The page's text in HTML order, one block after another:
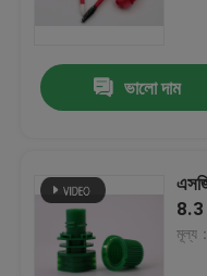
স্পাউটেড স্ট্যান্ড আপ পাউচ
সীল ক্যাপ লাইনার
ভালো দাম
8.3
মূল্য